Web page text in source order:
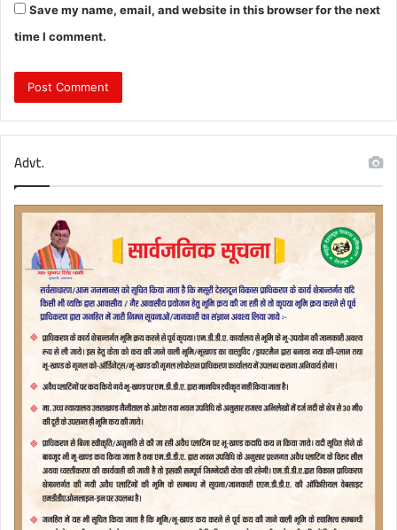
Save my name, email, and website in this browser for the next
time I comment.
Advt.